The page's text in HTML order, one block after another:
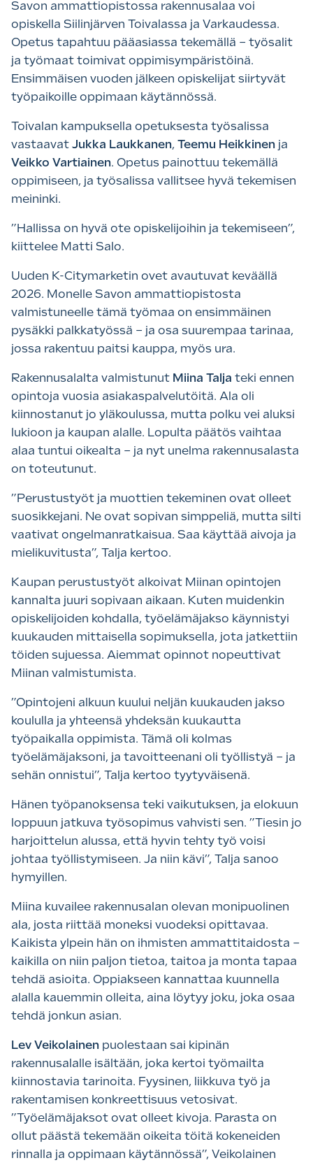
Savon ammattiopistossa rakennusalaa voi
opiskella Siilinjärven Toivalassa ja Varkaudessa.
Opetus tapahtuu pääasiassa tekemällä – työsalit
ja työmaat toimivat oppimisympäristöinä.
Ensimmäisen vuoden jälkeen opiskelijat siirtyvät
työpaikoille oppimaan käytännössä.
Toivalan kampuksella opetuksesta työsalissa
vastaavat Jukka Laukkanen, Teemu Heikkinen ja
Veikko Vartiainen. Opetus painottuu tekemällä
oppimiseen, ja työsalissa vallitsee hyvä tekemisen
meininki.
”Hallissa on hyvä ote opiskelijoihin ja tekemiseen”,
kiittelee Matti Salo.
Uuden K-Citymarketin ovet avautuvat keväällä
2026. Monelle Savon ammattiopistosta
valmistuneelle tämä työmaa on ensimmäinen
pysäkki palkkatyössä – ja osa suurempaa tarinaa,
jossa rakentuu paitsi kauppa, myös ura.
Rakennusalalta valmistunut Miina Talja teki ennen
opintoja vuosia asiakaspalvelutöitä. Ala oli
kiinnostanut jo yläkoulussa, mutta polku vei aluksi
lukioon ja kaupan alalle. Lopulta päätös vaihtaa
alaa tuntui oikealta – ja nyt unelma rakennusalasta
on toteutunut.
”Perustustyöt ja muottien tekeminen ovat olleet
suosikkejani. Ne ovat sopivan simppeliä, mutta silti
vaativat ongelmanratkaisua. Saa käyttää aivoja ja
mielikuvitusta”, Talja kertoo.
Kaupan perustustyöt alkoivat Miinan opintojen
kannalta juuri sopivaan aikaan. Kuten muidenkin
opiskelijoiden kohdalla, työelämäjakso käynnistyi
kuukauden mittaisella sopimuksella, jota jatkettiin
töiden sujuessa. Aiemmat opinnot nopeuttivat
Miinan valmistumista.
”Opintojeni alkuun kuului neljän kuukauden jakso
koululla ja yhteensä yhdeksän kuukautta
työpaikalla oppimista. Tämä oli kolmas
työelämäjaksoni, ja tavoitteenani oli työllistyä – ja
sehän onnistui”, Talja kertoo tyytyväisenä.
Hänen työpanoksensa teki vaikutuksen, ja elokuun
loppuun jatkuva työsopimus vahvisti sen. ”Tiesin jo
harjoittelun alussa, että hyvin tehty työ voisi
johtaa työllistymiseen. Ja niin kävi”, Talja sanoo
hymyillen.
Miina kuvailee rakennusalan olevan monipuolinen
ala, josta riittää moneksi vuodeksi opittavaa.
Kaikista ylpein hän on ihmisten ammattitaidosta –
kaikilla on niin paljon tietoa, taitoa ja monta tapaa
tehdä asioita. Oppiakseen kannattaa kuunnella
alalla kauemmin olleita, aina löytyy joku, joka osaa
tehdä jonkun asian.
Lev Veikolainen puolestaan sai kipinän
rakennusalalle isältään, joka kertoi työmailta
kiinnostavia tarinoita. Fyysinen, liikkuva työ ja
rakentamisen konkreettisuus vetosivat.
”Työelämäjaksot ovat olleet kivoja. Parasta on
ollut päästä tekemään oikeita töitä kokeneiden
rinnalla ja oppimaan käytännössä”, Veikolainen